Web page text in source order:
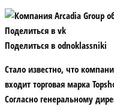
Поделиться в vk
Поделиться в odnoklassniki
Стало известно, что
входит торговая марка
Согласно генеральному